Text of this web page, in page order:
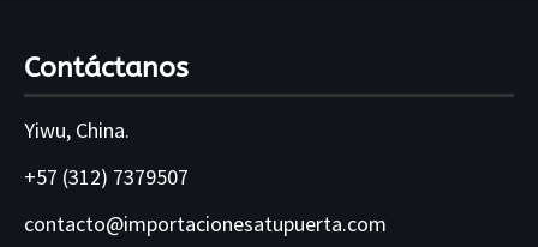
Contáctanos
Yiwu, China.
+57 (312) 7379507
contacto@importacionesatupuerta.com